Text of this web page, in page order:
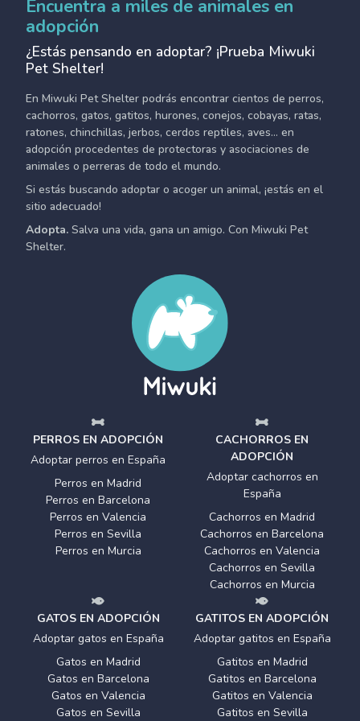
Encuentra a miles de animales en
adopción
¿Estás pensando en adoptar? ¡Prueba Miwuki
Pet Shelter!
En Miwuki Pet Shelter podrás encontrar cientos de perros,
cachorros, gatos, gatitos, hurones, conejos, cobayas, ratas,
ratones, chinchillas, jerbos, cerdos reptiles, aves... en
adopción procedentes de protectoras y asociaciones de
animales o perreras de todo el mundo.
Si estás buscando adoptar o acoger un animal, ¡estás en el
sitio adecuado!
Adopta. Salva una vida, gana un amigo. Con Miwuki Pet
Shelter.
PERROS EN ADOPCIÓN
Adoptar perros en España
Perros en Madrid
Perros en Barcelona
Perros en Valencia
Perros en Sevilla
Perros en Murcia
CACHORROS EN
ADOPCIÓN
Adoptar cachorros en
España
Cachorros en Madrid
Cachorros en Barcelona
Cachorros en Valencia
Cachorros en Sevilla
Cachorros en Murcia
GATOS EN ADOPCIÓN
Adoptar gatos en España
Gatos en Madrid
Gatos en Barcelona
Gatos en Valencia
Gatos en Sevilla
GATITOS EN ADOPCIÓN
Adoptar gatitos en España
Gatitos en Madrid
Gatitos en Barcelona
Gatitos en Valencia
Gatitos en Sevilla